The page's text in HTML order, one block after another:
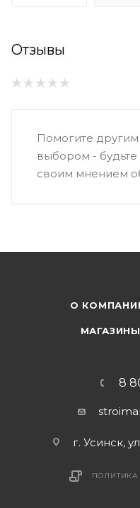
Отзывы
Помогите другим
выбором -
своим мнением
О
МАГАЗИНЫ
8
г. Усинск,